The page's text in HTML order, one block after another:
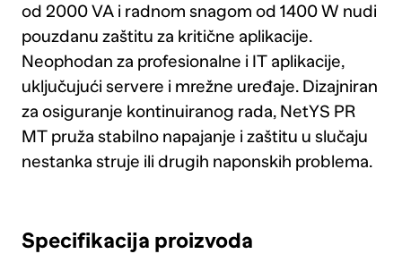
od 2000 VA i radnom snagom od 1400 W nudi
pouzdanu zaštitu za kritične aplikacije.
Neophodan za profesionalne i IT aplikacije,
uključujući servere i mrežne uređaje. Dizajniran
za osiguranje kontinuiranog rada, NetYS PR
MT pruža stabilno napajanje i zaštitu u slučaju
nestanka struje ili drugih naponskih problema.
Specifikacija proizvoda